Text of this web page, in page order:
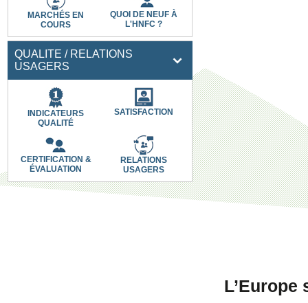
MARCHÉS EN
COURS
QUOI DE NEUF À
L'HNFC ?
QUALITE / RELATIONS
USAGERS
INDICATEURS
QUALITÉ
SATISFACTION
CERTIFICATION &
ÉVALUATION
RELATIONS
USAGERS
L’Europe